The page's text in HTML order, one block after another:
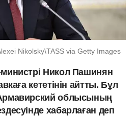
Nikolsky\TASS via Getty Images
Никол Пашинян
кететінін айтты. Бұл
облысының
хабарлаған деп